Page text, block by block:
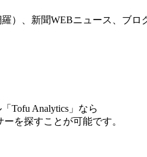
）、新聞WEBニュース、ブロ
Tofu Analytics」なら
を探すことが可能です。